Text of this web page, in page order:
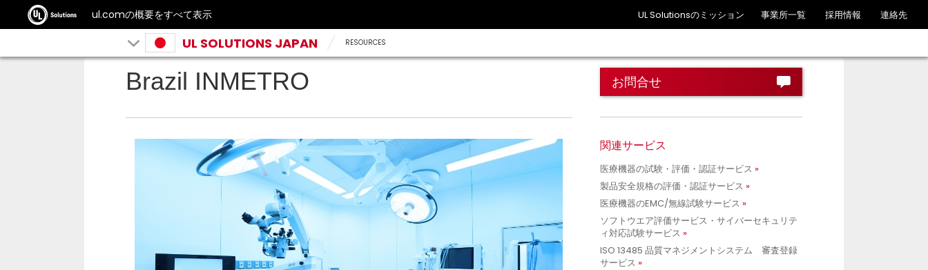
ul.comの概要をすべて表示 UL Solutionsのミッション 事業所一覧 採用情報 連絡先
UL SOLUTIONS JAPAN RESOURCES
Brazil INMETRO お問合せ
関連サービス
医療機器の試験・評価・認証サービス
製品安全規格の評価・認証サービス
医療機器のEMC/無線試験サービス
ソフトウエア評価サービス・サイバーセキュリテ
ィ対応試験サービス
ISO 13485 品質マネジメントシステム 審査登録
サービス